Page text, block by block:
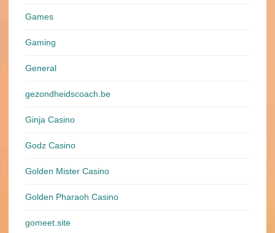
Games
Gaming
General
gezondheidscoach.be
Ginja Casino
Godz Casino
Golden Mister Casino
Golden Pharaoh Casino
gomeet.site